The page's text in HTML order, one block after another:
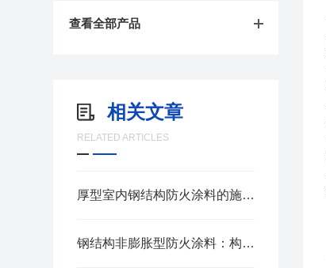
查看全部产品
相关文章
RELATED ARTICLES
厚型室内钢结构防火涂料的施工方法
钢结构非膨胀型防火涂料：构筑建筑安全的“钢铁铠甲”